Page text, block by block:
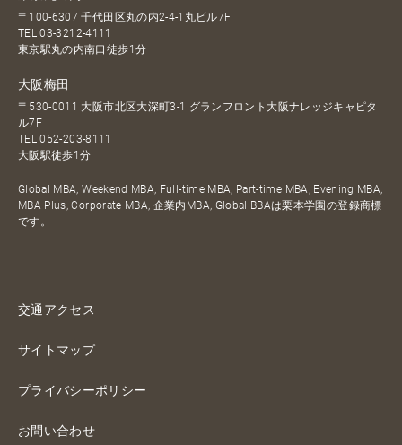
〒100-6307 千代田区丸の内2-4-1丸ビル7F
TEL03-3212-4111
東京駅丸の内南口徒歩1分
大阪梅田
〒530-0011 大阪市北区大深町3-1 グランフロント大阪ナレッジキャピタ
ル7F
TEL052-203-8111
大阪駅徒歩1分
Global MBA, Weekend MBA, Full-time MBA, Part-time MBA, Evening MBA,
MBA Plus, Corporate MBA, 企業内MBA, Global BBAは栗本学園の登録商標
です。
交通アクセス
サイトマップ
プライバシーポリシー
お問い合わせ